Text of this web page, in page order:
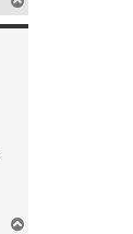
a
c